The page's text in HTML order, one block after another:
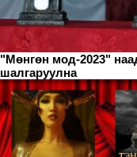
"Мөнгөн мод-2023"
шалгаруулна